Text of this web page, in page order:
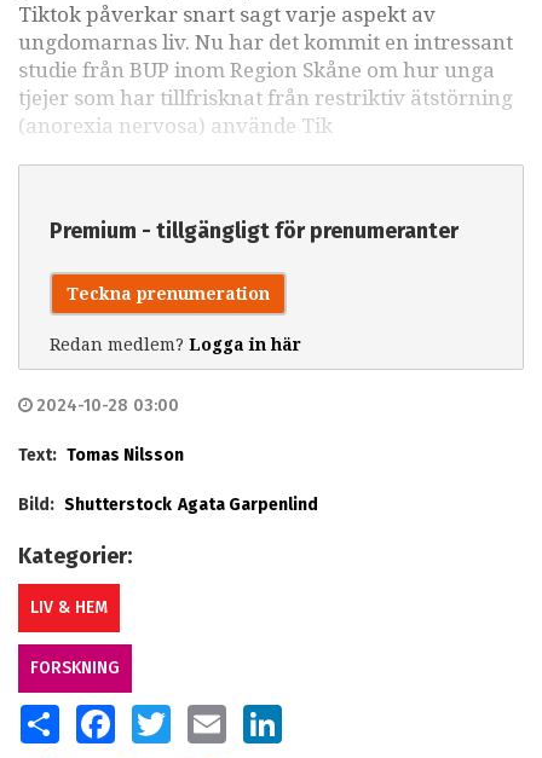
Tiktok påverkar snart sagt varje aspekt av
ungdomarnas liv. Nu har det kommit en intressant
studie från BUP inom Region Skåne om hur unga
tjejer som har tillfrisknat från restriktiv ätstörning
(anorexia nervosa) använde Tik
Premium - tillgängligt för prenumeranter
Teckna prenumeration
Redan medlem? Logga in här
2024-10-28 03:00
Text: Tomas Nilsson
Bild: Shutterstock Agata Garpenlind
Kategorier:
LIV & HEM
FORSKNING
SHARE FACEBOOKTWITTER EMAIL